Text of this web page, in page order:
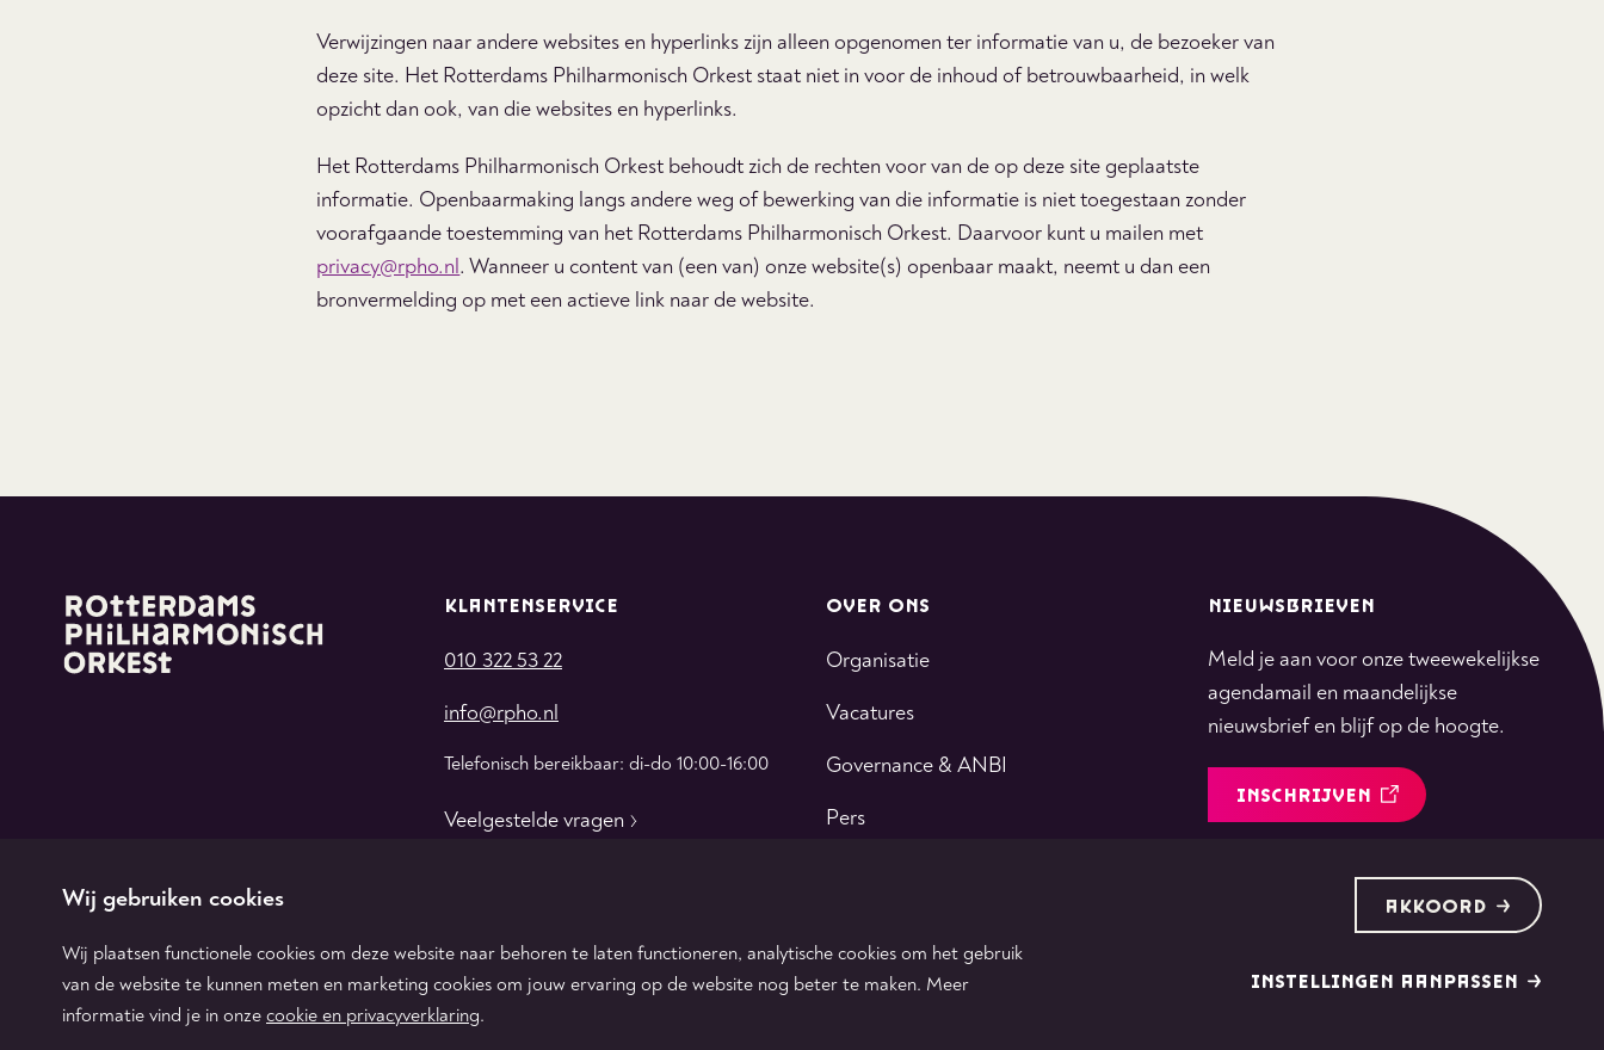
Verwijzingen naar andere websites en hyperlinks zijn alleen opgenomen ter informatie van u, de bezoeker van
deze site. Het Rotterdams Philharmonisch Orkest staat niet in voor de inhoud of betrouwbaarheid, in welk
opzicht dan ook, van die websites en hyperlinks.
Het Rotterdams Philharmonisch Orkest behoudt zich de rechten voor van de op deze site geplaatste
informatie. Openbaarmaking langs andere weg of bewerking van die informatie is niet toegestaan zonder
voorafgaande toestemming van het Rotterdams Philharmonisch Orkest. Daarvoor kunt u mailen met
privacy@rpho.nl. Wanneer u content van (een van) onze website(s) openbaar maakt, neemt u dan een
bronvermelding op met een actieve link naar de website.
KLANTENSERVICE
010 322 53 22
info@rpho.nl
Telefonisch bereikbaar: di-do 10:00-16:00
Veelgestelde vragen
OVER ONS
Organisatie
Vacatures
Governance & ANBI
Pers
NIEUWSBRIEVEN
Meld je aan voor onze tweewekelijkse
agendamail en maandelijkse
nieuwsbrief en blijf op de hoogte.
INSCHRIJVEN
tiktok facebook
Volg
instagram
Volg
ons
youtube
Volg
ons
linkedin
de Merkplaats Algemene voorwaarden Colofon & disclaimer
Wij gebruiken cookies
Wij plaatsen functionele cookies om deze website naar behoren te laten functioneren, analytische cookies om het gebruik
van de website te kunnen meten en marketing cookies om jouw ervaring op de website nog beter te maken. Meer
informatie vind je in onze cookie en privacyverklaring.
AKKOORD
INSTELLINGEN AANPASSEN